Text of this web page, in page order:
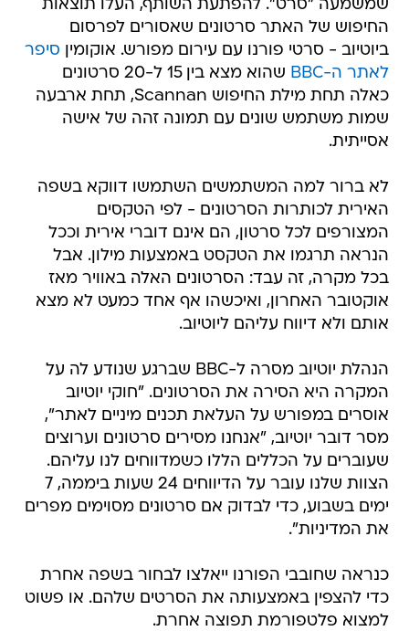
שמשמעה "סרט". להפתעת השותף, העלו תוצאות
החיפוש של האתר סרטונים שאסורים לפרסום
ביוטיוב - סרטי פורנו עם עירום מפורש. אוקומין סיפר
לאתר ה-BBC
שהוא מצא בין 15 ל-20 סרטונים
כאלה תחת מילת החיפוש Scannan, תחת ארבעה
שמות משתמש שונים עם תמונה זהה של אישה
אסייתית.
לא ברור למה המשתמשים השתמשו דווקא בשפה
האירית לכותרות הסרטונים - לפי הטקסים
המצורפים לכל סרטון, הם אינם דוברי אירית וככל
הנראה תרגמו את הטקסט באמצעות מילון. אבל
בכל מקרה, זה עבד: הסרטונים האלה באוויר מאז
אוקטובר האחרון, ואיכשהו אף אחד כמעט לא מצא
אותם ולא דיווח עליהם ליוטיוב.
הנהלת יוטיוב מסרה ל-BBC שברגע שנודע לה על
המקרה היא הסירה את הסרטונים. "חוקי יוטיוב
אוסרים במפורש על העלאת תכנים מיניים לאתר",
מסר דובר יוטיוב, "אנחנו מסירים סרטונים וערוצים
שעוברים על הכללים הללו כשמדווחים לנו עליהם.
הצוות שלנו עובר על הדיווחים 24 שעות ביממה, 7
ימים בשבוע, כדי לבדוק אם סרטונים מסוימים מפרים
את המדיניות".
כנראה שחובבי הפורנו ייאלצו לבחור בשפה אחרת
כדי להצפין באמצעותה את הסרטים שלהם. או פשוט
למצוא פלטפורמת תפוצה אחרת.